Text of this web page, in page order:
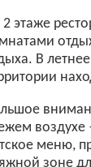
этаже
В
воздухе
меню,
зоне